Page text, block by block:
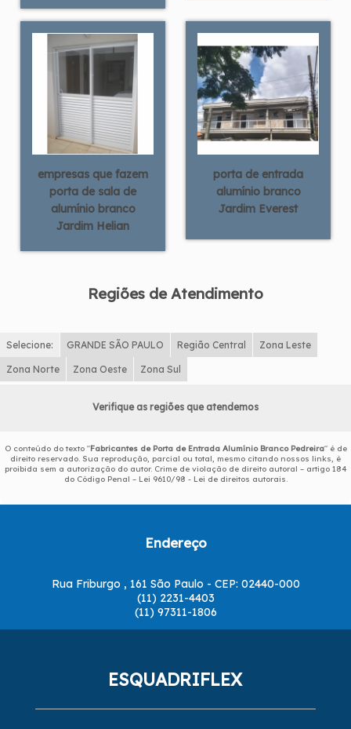
empresas que fazem
porta de sala de
alumínio branco
Jardim Helian
porta de entrada
alumínio branco
Jardim Everest
Regiões de Atendimento
Selecione: GRANDE SÃO PAULO Região Central Zona Leste
Zona Norte Zona Oeste Zona Sul
Verifique as regiões que atendemos
O conteúdo do texto "Fabricantes de Porta de Entrada Alumínio Branco Pedreira" é de
direito reservado. Sua reprodução, parcial ou total, mesmo citando nossos links, é
proibida sem a autorização do autor. Crime de violação de direito autoral – artigo 184
do Código Penal – Lei 9610/98 - Lei de direitos autorais
Endereço
Rua Friburgo , 161 São Paulo - CEP: 02440-000
(11) 2231-4403
(11) 97311-1806
ESQUADRIFLEX